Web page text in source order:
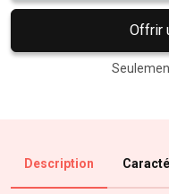
Offrir
Description